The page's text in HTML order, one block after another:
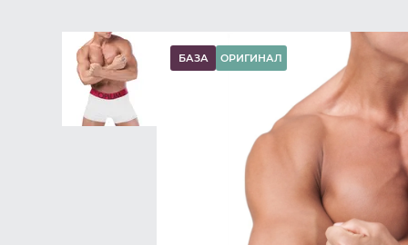
Топ-бра
Нижнее белье / Топ-бра
Боксеры и хипсы
Нижнее белье / Трусы /
Джоки
Нижнее белье / Трусы /
Майки
Одежда / Майки
БАЗА ОРИГИНАЛ